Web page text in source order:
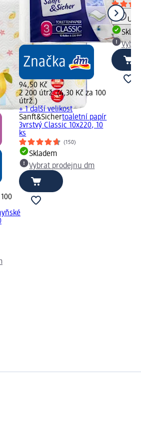
94,50 Kč
2 200 útrž. (4,30 Kč za 100
útrž.)
+ 1 další velikost
Sanft&Sichertoaletní papír
3vrstvý Classic 10x220, 10
ks
(150)
Skladem
Vybrat prodejnu dm